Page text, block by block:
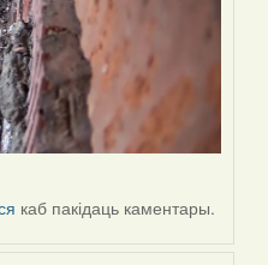
каб пакідаць каментары.